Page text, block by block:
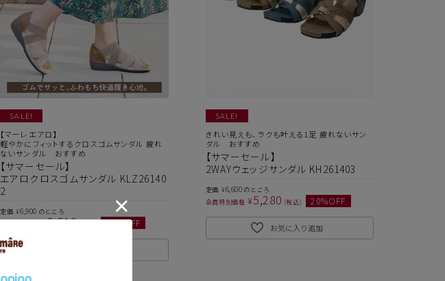
SALE!
【マーレエアロ】
軽やかにフィットするクロスゴムサンダル 疲れ
ないサンダル おすすめ
【サマーセール】
エアロクロスゴムサンダル KLZ26140
2
定価 ¥6,900 のところ
¥5,519 20%OFF
SALE!
きれい見えも、ラクも叶える1足 疲れないサン
ダル おすすめ
【サマーセール】
2WAYウェッジサンダル KH261403
定価 ¥6,600 のところ
会員特別価格 ¥5,280 税込 20%OFF
お気に入り追加